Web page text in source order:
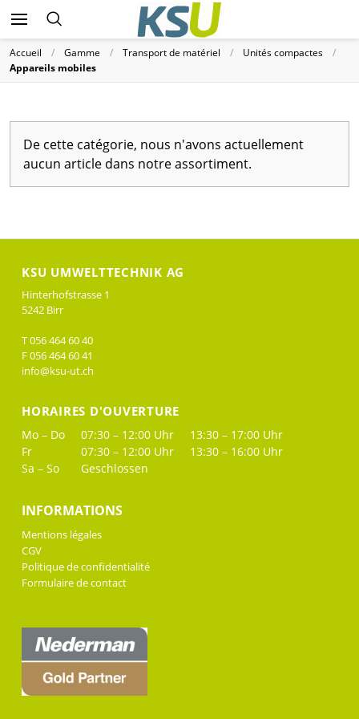
Accueil Gamme Transport de matériel
Unités compactes
Appareils mobiles
De cette catégorie, nous n'avons actuellement
aucun article dans notre assortiment.
KSU UMWELTTECHNIK AG
Hinterhofstrasse 1
5242 Birr
T 056 464 60 40
F 056 464 60 41
info@ksu-ut.ch
HORAIRES D'OUVERTURE
Mo – Do 07:30 – 12:00 Uhr
13:30 – 17:00 Uhr
Fr
07:30 – 12:00 Uhr
13:30 – 16:00 Uhr
Sa – So
Geschlossen
INFORMATIONS
Mentions légales
CGV
Politique de confidentialité
Formulaire de contact